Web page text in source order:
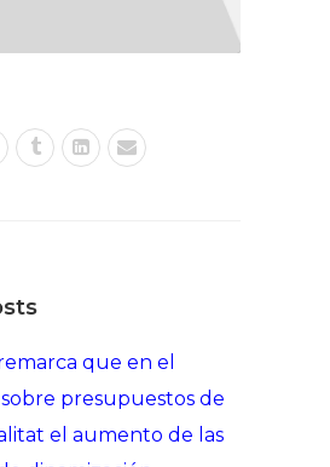
que en el
presupuestos de
el aumento de las